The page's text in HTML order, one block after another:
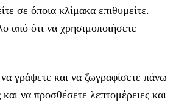
σε όποια κλίμακα επιθυμείτε.
από ότι να χρησιμοποιήσετε
γράψετε και να ζωγραφίσετε πάνω
και να προσθέσετε λεπτομέρειες και